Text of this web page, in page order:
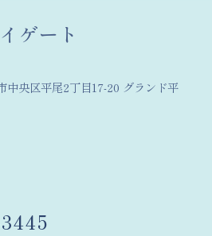
ゲート
中央区平尾2丁目17-20 グランド平